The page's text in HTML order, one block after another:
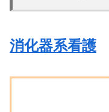
消化器系看護